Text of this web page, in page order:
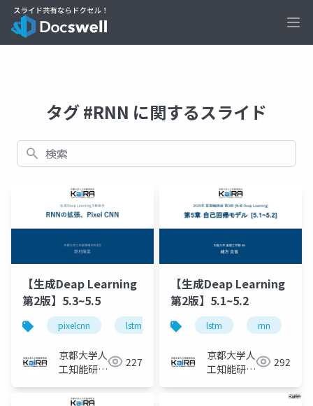
タグ #RNN に関するスライド
検索
【生成Deap Learning
第2版】5.3~5.5
pixelcnn lstm
京都大学人
工知能研究
227
【生成Deap Learning
第2版】5.1~5.2
lstm rnn
京都大学人
工知能研究
292